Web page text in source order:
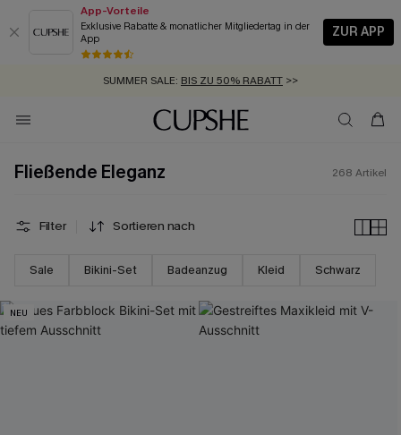
App-Vorteile
Exklusive Rabatte & monatlicher Mitgliedertag in der
App
ZUR APP
GRATIS MASSBAND MIT JEDEM SCHNELLVERSAND-ARTIKEL >>
SUMMER SALE:
ZUM NEWSLETTER:BIS ZU -20% EXTRA ERHALTEN
KOSTENLOSER VERSAND AB 89 €
Fließende Eleganz 268 Artikel
Filter Sortieren nach
Sale Bikini-Set Badeanzug Kleid Schwarz
NEU